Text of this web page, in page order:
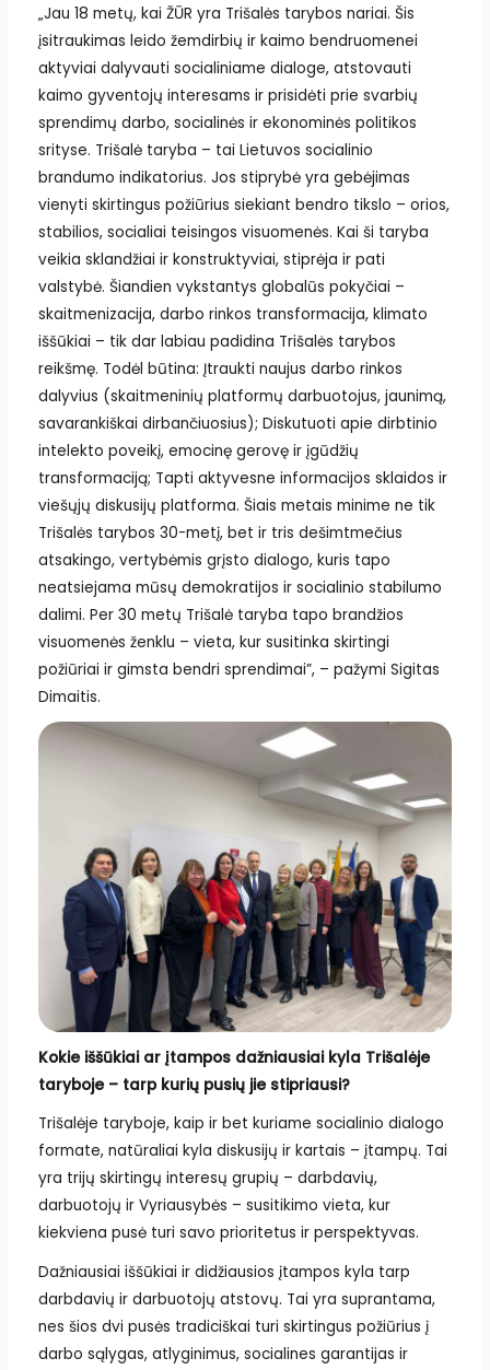
„Jau 18 metų, kai ŽŪR yra Trišalės tarybos nariai. Šis
įsitraukimas leido žemdirbių ir kaimo bendruomenei
aktyviai dalyvauti socialiniame dialoge, atstovauti
kaimo gyventojų interesams ir prisidėti prie svarbių
sprendimų darbo, socialinės ir ekonominės politikos
srityse. ​Trišalė taryba – tai Lietuvos socialinio
brandumo indikatorius. Jos stiprybė yra gebėjimas
vienyti skirtingus požiūrius siekiant bendro tikslo – orios,
stabilios, socialiai teisingos visuomenės. Kai ši taryba
veikia sklandžiai ir konstruktyviai, stiprėja ir pati
valstybė. Šiandien vykstantys globalūs pokyčiai –
skaitmenizacija, darbo rinkos transformacija, klimato
iššūkiai – tik dar labiau padidina Trišalės tarybos
reikšmę. Todėl būtina: Įtraukti naujus darbo rinkos
dalyvius (skaitmeninių platformų darbuotojus, jaunimą,
savarankiškai dirbančiuosius); Diskutuoti apie dirbtinio
intelekto poveikį, emocinę gerovę ir įgūdžių
transformaciją; Tapti aktyvesne informacijos sklaidos ir
viešųjų diskusijų platforma. Šiais metais minime ne tik
Trišalės tarybos 30-metį, bet ir tris dešimtmečius
atsakingo, vertybėmis grįsto dialogo, kuris tapo
neatsiejama mūsų demokratijos ir socialinio stabilumo
dalimi. Per 30 metų Trišalė taryba tapo brandžios
visuomenės ženklu – vieta, kur susitinka skirtingi
požiūriai ir gimsta bendri sprendimai”, – pažymi Sigitas
Dimaitis.
Kokie iššūkiai ar įtampos dažniausiai kyla Trišalėje
taryboje – tarp kurių pusių jie stipriausi?
Trišalėje taryboje, kaip ir bet kuriame socialinio dialogo
formate, natūraliai kyla diskusijų ir kartais – įtampų. Tai
yra trijų skirtingų interesų grupių – darbdavių,
darbuotojų ir Vyriausybės – susitikimo vieta, kur
kiekviena pusė turi savo prioritetus ir perspektyvas.
Dažniausiai iššūkiai ir didžiausios įtampos kyla tarp
darbdavių ir darbuotojų atstovų. Tai yra suprantama,
nes šios dvi pusės tradiciškai turi skirtingus požiūrius į
darbo sąlygas, atlyginimus, socialines garantijas ir